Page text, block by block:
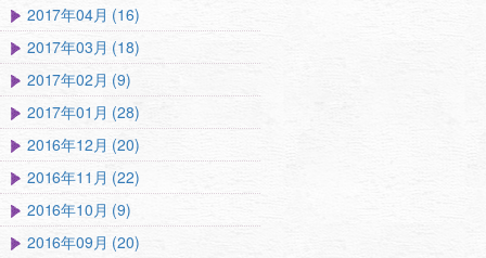
2017年04月 (16)
2017年03月 (18)
2017年02月 (9)
2017年01月 (28)
2016年12月 (20)
2016年11月 (22)
2016年10月 (9)
2016年09月 (20)